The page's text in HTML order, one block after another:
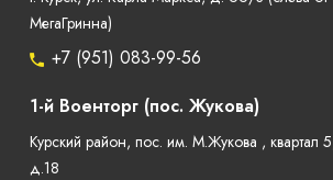
МегаГринна)
+7 (951) 083-99-56
1-й Военторг (пос. Жукова)
Курский район, пос. им. М.Жукова , квартал
д.18